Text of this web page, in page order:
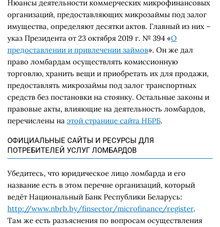
Нюансы деятельности коммерческих микрофинансовых
организаций, предоставляющих микрозаймы под залог
имущества, определяют десятки актов. Главный из них –
указ Президента от 23 октября 2019 г. № 394 «О
предоставлении и привлечении займов». Он же дал
право ломбардам осуществлять комиссионную
торговлю, хранить вещи и приобретать их для продажи,
предоставлять микрозаймы под залог транспортных
средств без постановки на стоянку. Остальные законы и
правовые акты, влияющие на деятельность ломбардов,
перечислены на этой странице сайта НБРБ.
ОФИЦИАЛЬНЫЕ САЙТЫ И РЕСУРСЫ ДЛЯ
ПОТРЕБИТЕЛЕЙ УСЛУГ ЛОМБАРДОВ
Убедитесь, что юридическое лицо ломбарда и его
название есть в этом перечне организаций, который
ведёт Национальный Банк Республики Беларусь:
http://www.nbrb.by/finsector/microfinance/register.
Там же есть разъяснения по вопросам осуществления